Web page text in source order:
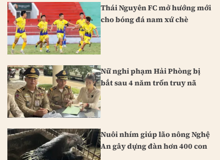
Thái Nguyên FC mở hướng mới
cho bóng đá nam xứ chè
Nữ nghi phạm Hải Phòng bị
bắt sau 4 năm trốn truy nã
Nuôi nhím giúp lão nông Nghệ
An gây dựng đàn hơn 400 con